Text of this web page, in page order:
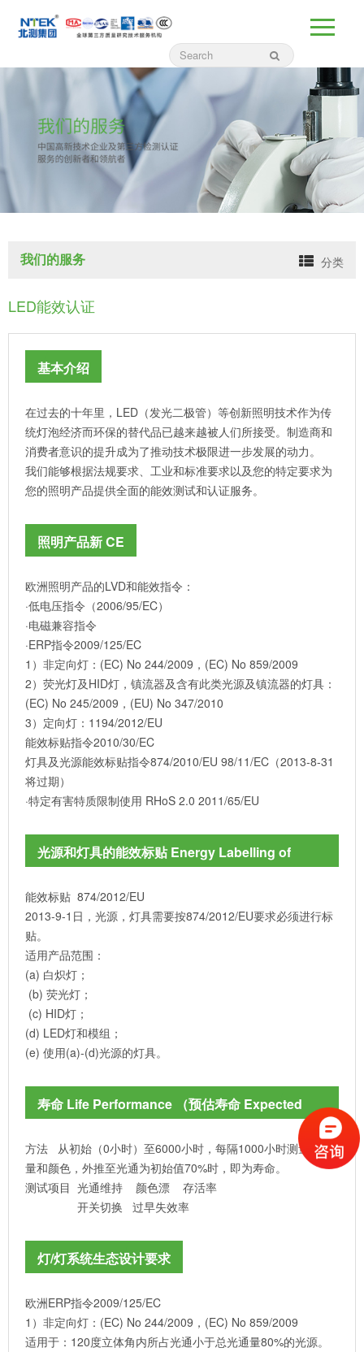
我们的服务 分类
LED能效认证
基本介绍
在过去的十年里，LED（发光二极管）等创新照明技术作为传
统灯泡经济而环保的替代品已越来越被人们所接受。制造商和
消费者意识的提升成为了推动技术极限进一步发展的动力。
我们能够根据法规要求、工业和标准要求以及您的特定要求为
您的照明产品提供全面的能效测试和认证服务。
照明产品新 CE
欧洲照明产品的LVD和能效指令：
·低电压指令（2006/95/EC）
·电磁兼容指令
·ERP指令2009/125/EC
1）非定向灯：(EC) No 244/2009，(EC) No 859/2009
2）荧光灯及HID灯，镇流器及含有此类光源及镇流器的灯具：
(EC) No 245/2009，(EU) No 347/2010
3）定向灯：1194/2012/EU
能效标贴指令2010/30/EC
灯具及光源能效标贴指令874/2010/EU 98/11/EC（2013-8-31
将过期）
·特定有害特质限制使用 RHoS 2.0 2011/65/EU
光源和灯具的能效标贴 Energy Labelling of
Electrical Lamps and Luminaires
能效标贴 874/2012/EU
2013-9-1日，光源，灯具需要按874/2012/EU要求必须进行标
贴。
适用产品范围：
(a) 白炽灯；
(b) 荧光灯；
(c) HID灯；
(d) LED灯和模组；
(e) 使用(a)-(d)光源的灯具。
寿命 Life Performance （预估寿命 Expected
Life ）
方法 从初始（0小时）至6000小时，每隔1000小时测量光通
量和颜色，外推至光通为初始值70%时，即为寿命。
测试项目 光通维持 颜色漂 存活率
开关切换 过早失效率
灯/灯系统生态设计要求
欧洲ERP指令2009/125/EC
1）非定向灯：(EC) No 244/2009，(EC) No 859/2009
适用于：120度立体角内所占光通小于总光通量80%的光源。